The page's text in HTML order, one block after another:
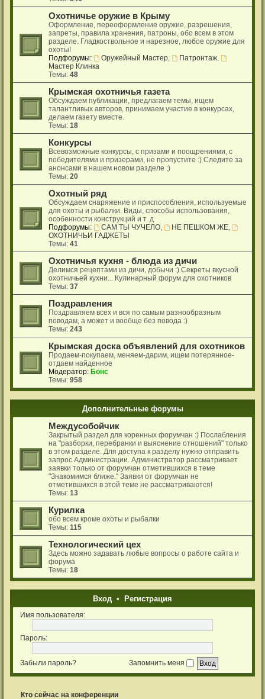
Охотничье оружие в Крыму
Оформление, переоформление оружие, разрешения,
запреты, правила хранения, патроны, обо всем в этом
разделе. Гладкоствольное и нарезное, любое оружие для
охоты!
Подфорумы:
Оружейный Мастер Патронтаж
Мастер Клинка
Темы:48
Крымская охотничья газета
Обсуждаем публикации, предлагаем темы, ищем
талантливых авторов, принимаем участие в конкурсах,
делаем газету вместе.
Темы:18
Конкурсы
Всевозможные конкурсы, с призами и поощрениями, с
победителями и призерами, не пропустите :) Следите за
анонсами в нашем новом разделе ;)
Темы:20
Охотный ряд
Обсуждаем снаряжение и приспособления, используемые
для охоты и рыбалки. Виды, способы использования,
особенности конструкций и т. д
Подфорумы:
САМ ТЫ ЧУЧЕЛО НЕ ПЕШКОМ ЖЕ
ОХОТНИЧЬИ ГАДЖЕТЫ
Темы:41
Охотничья кухня - блюда из дичи
Делимся рецептами из дичи, добычи :) Секреты вкусной
охотничьей кухни... Кулинарный форум для охотников
Темы:37
Поздравления
Поздравляем всех и вся по самым разнообразным
поводам, а может и вообще без повода :)
Темы:243
Крымская доска объявлений для охотников
Продаем-покупаем, меняем-дарим, ищем потерянное-
отдаем найденное
Модератор: Бонс
Темы:958
Дополнительные форумы
Междусобойчик
Закрытый раздел для коренных форумчан :) Послабления
на "разборки, перебранки и выяснение отношений" только
в этом разделе. Для доступа к разделу нужно отправить
запрос Администрации. Администратор рассматривает
заявки только от форумчан отметившихся в теме
"Знакомимся ближе." Заявки от форумчан не
отметившихся в этой теме не рассматриваются!
Темы:13
Курилка
обо всем кроме охоты и рыбалки
Темы:115
Технологический цех
Здесь можно задавать любые вопросы о работе сайта и
форума
Темы:18
Вход • Регистрация
Имя пользователя:
Пароль:
Забыли пароль? Запомнить меня
Кто сейчас на конференции